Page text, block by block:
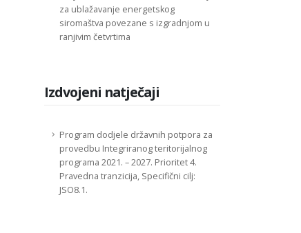
za ublažavanje energetskog
siromaštva povezane s izgradnjom u
ranjivim četvrtima
Izdvojeni natječaji
Program dodjele državnih potpora za
provedbu Integriranog teritorijalnog
programa 2021. – 2027. Prioritet 4.
Pravedna tranzicija, Specifični cilj:
JSO8.1.